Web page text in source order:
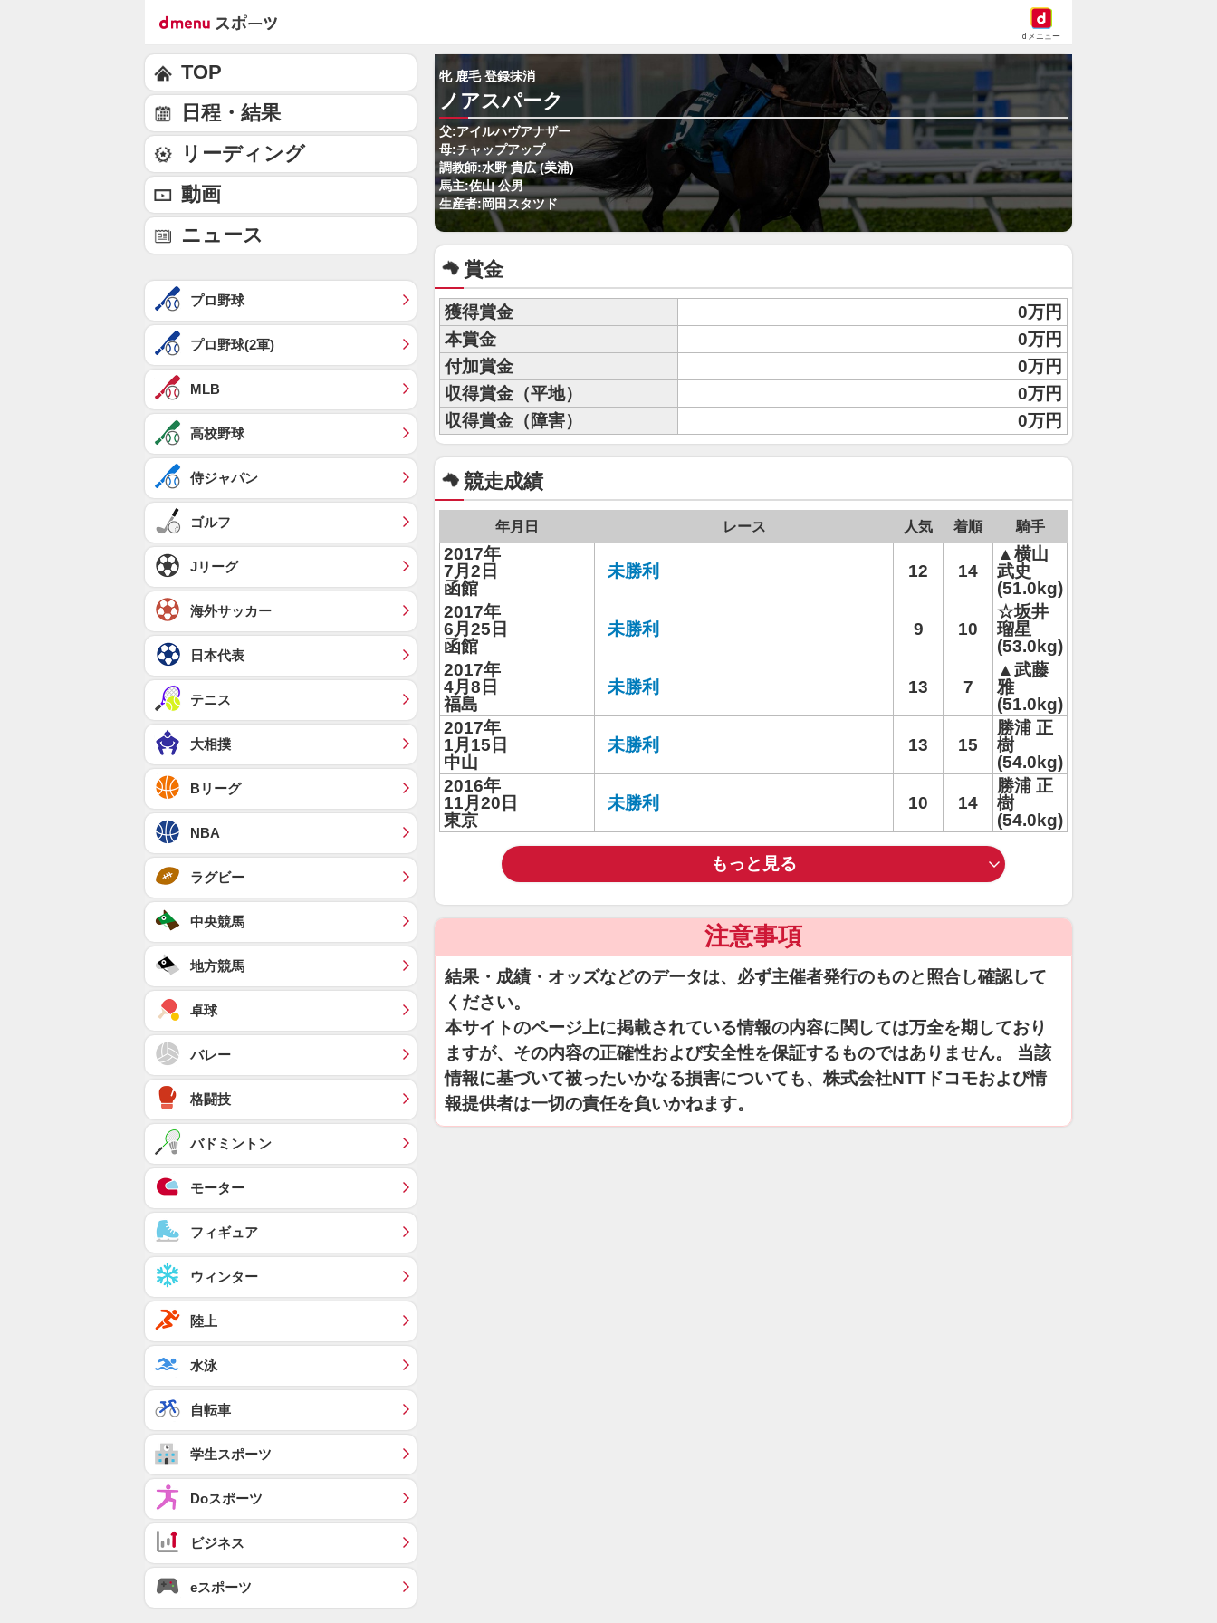
dメニュー
牝 鹿毛 登録抹消
ノアスパーク
父:アイルハヴアナザー
母:チャップアップ
調教師:水野 貴広 (美浦)
馬主:佐山 公男
生産者:岡田スタツド
賞金
獲得賞金
0万円
本賞金
0万円
付加賞金
0万円
収得賞金（平地）
0万円
収得賞金（障害）
0万円
競走成績
年月日 レース 人気 着順 騎手
2017年
7月2日
函館
未勝利 12 14
▲横山
武史
(51.0kg)
2017年
6月25日
函館
未勝利 9 10
☆坂井
瑠星
(53.0kg)
2017年
4月8日
福島
未勝利 13 7
▲武藤
雅
(51.0kg)
2017年
1月15日
中山
未勝利 13 15
勝浦 正
樹
(54.0kg)
2016年
11月20日
東京
未勝利 10 14
勝浦 正
樹
(54.0kg)
もっと見る
注意事項
結果・成績・オッズなどのデータは、必ず主催者発行のものと照合し確認して
ください。
本サイトのページ上に掲載されている情報の内容に関しては万全を期しており
ますが、その内容の正確性および安全性を保証するものではありません。 当該
情報に基づいて被ったいかなる損害についても、株式会社NTTドコモおよび情
報提供者は一切の責任を負いかねます。
TOP
日程・結果
リーディング
動画
ニュース
プロ野球
プロ野球(2軍)
MLB
高校野球
侍ジャパン
ゴルフ
Jリーグ
海外サッカー
日本代表
テニス
大相撲
Bリーグ
NBA
ラグビー
中央競馬
地方競馬
卓球
バレー
格闘技
バドミントン
モーター
フィギュア
ウィンター
陸上
水泳
自転車
学生スポーツ
Doスポーツ
ビジネス
eスポーツ